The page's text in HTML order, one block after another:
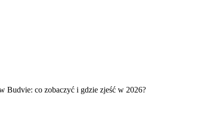
Budvie: co zobaczyć i gdzie zjeść w 2026?